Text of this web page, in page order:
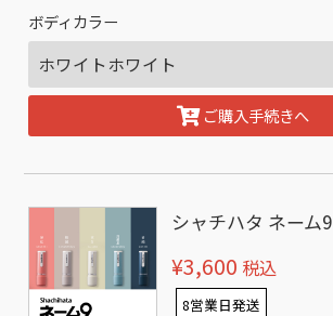
ボディカラー
ご購入手続きへ
シャチハタ ネーム9
¥3,600 税込
8営業日発送